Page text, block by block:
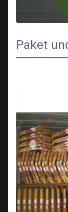
Paket